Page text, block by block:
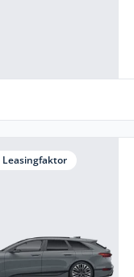
Leasingfaktor